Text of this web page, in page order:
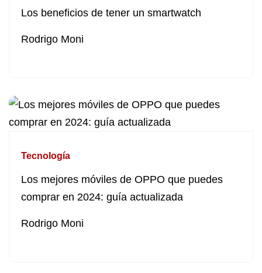
Los beneficios de tener un smartwatch
Rodrigo Moni
Tecnología
Los mejores móviles de OPPO que puedes
comprar en 2024: guía actualizada
Rodrigo Moni